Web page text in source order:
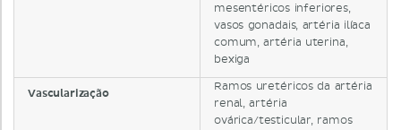
mesentéricos inferiores,
vasos gonadais, artéria ilíaca
comum, artéria uterina,
bexiga
Vascularização
Ramos uretéricos da artéria
renal, artéria
ovárica/testicular, ramos